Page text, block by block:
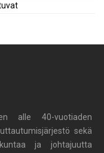
alle 40-vuotiaden
sekä
ja johtajuutta